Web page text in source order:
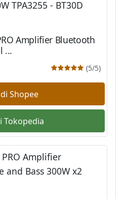
Amplifier Bluetooth
...
(5/5)
Shopee
Tokopedia